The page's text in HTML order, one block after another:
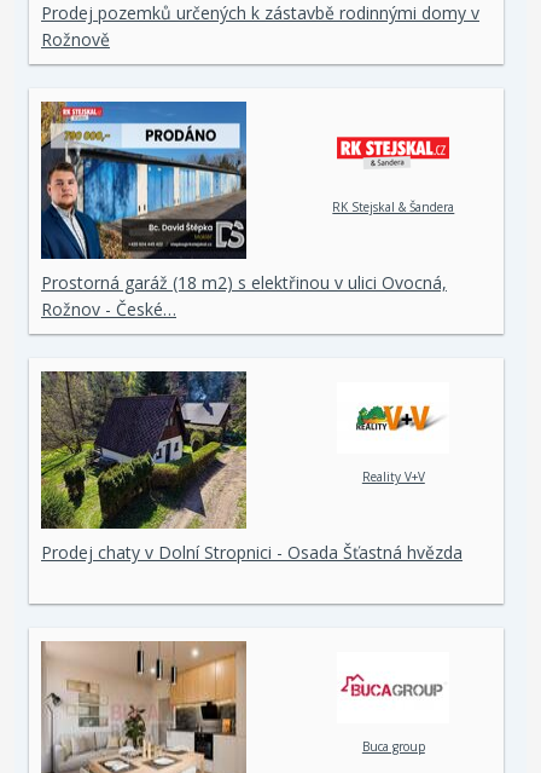
Prodej pozemků určených k zástavbě rodinnými domy v
Rožnově
RK Stejskal & Šandera
Prostorná garáž (18 m2) s elektřinou v ulici Ovocná,
Rožnov - České…
Reality V+V
Prodej chaty v Dolní Stropnici - Osada Šťastná hvězda
Buca group